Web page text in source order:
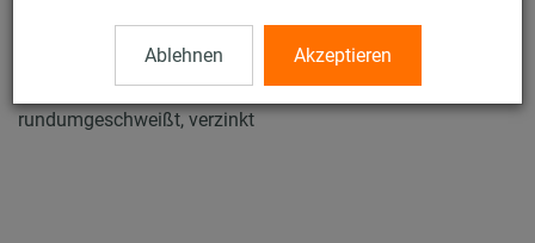
Ablehnen Akzeptieren
Grundplatten mit
Sechskantmutter
rundumgeschweißt, verzinkt